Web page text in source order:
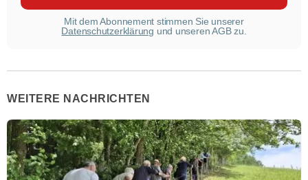
Mit dem Abonnement stimmen Sie unserer
Datenschutzerklärung und unseren AGB zu.
WEITERE NACHRICHTEN